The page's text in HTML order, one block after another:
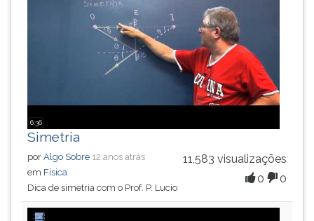
6:36
Simetria
11,583 visualizações
0
0
por Algo Sobre 12 anos atrás
em Física
Dica de simetria com o Prof. P. Lucio